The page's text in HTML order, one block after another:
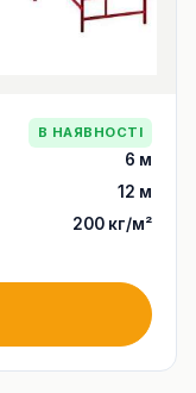
В НАЯВНОСТІ
6 м
12 м
200 кг/м²